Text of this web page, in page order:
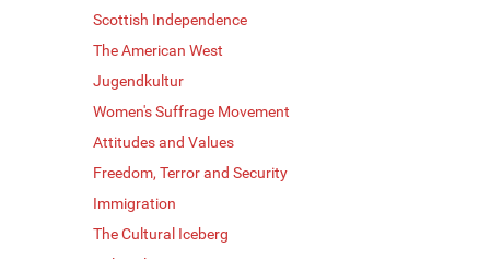
Scottish Independence
The American West
Jugendkultur
Women's Suffrage Movement
Attitudes and Values
Freedom, Terror and Security
Immigration
The Cultural Iceberg